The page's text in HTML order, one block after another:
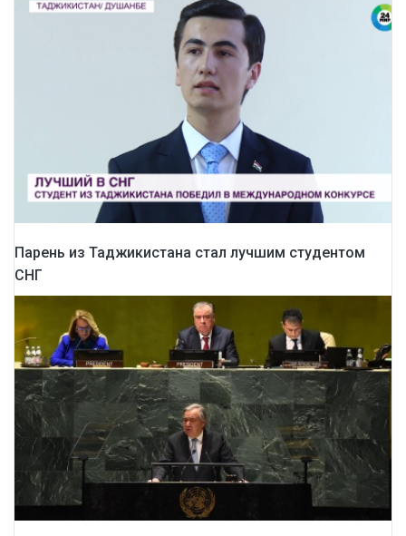
Парень из Таджикистана стал лучшим студентом
СНГ